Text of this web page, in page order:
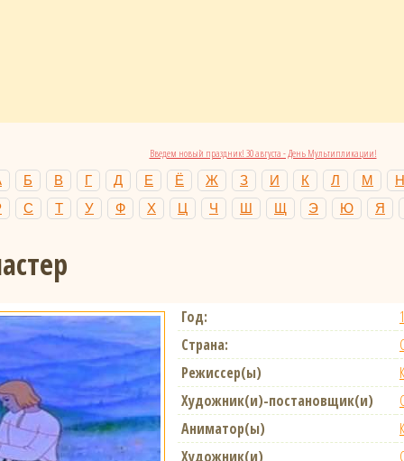
Введем новый праздник! 30 августа - День Мультипликации!
Б В Г Д Е Ё Ж З И К Л М
Н
С Т У Ф Х Ц Ч Ш Щ Э Ю Я
Год:
Страна:
Режиссер(ы)
Художник(и)-постановщик(и)
Аниматор(ы)
Художник(и)